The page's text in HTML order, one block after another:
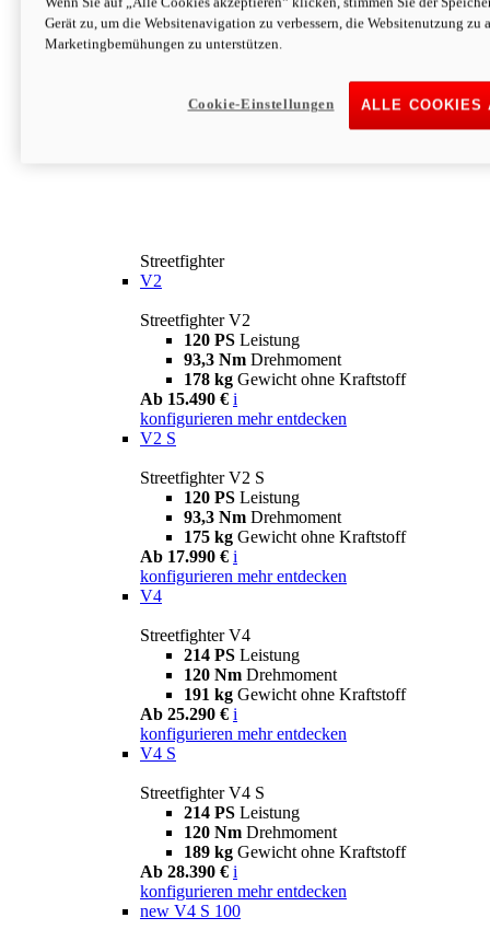
Streetfighter
V2
Streetfighter V2
120 PS Leistung
93,3 Nm Drehmoment
178 kg Gewicht ohne Kraftstoff
Ab 15.490 € i
konfigurieren mehr entdecken
V2 S
Streetfighter V2 S
120 PS Leistung
93,3 Nm Drehmoment
175 kg Gewicht ohne Kraftstoff
Ab 17.990 € i
konfigurieren mehr entdecken
V4
Streetfighter V4
214 PS Leistung
120 Nm Drehmoment
191 kg Gewicht ohne Kraftstoff
Ab 25.290 € i
konfigurieren mehr entdecken
V4 S
Streetfighter V4 S
214 PS Leistung
120 Nm Drehmoment
189 kg Gewicht ohne Kraftstoff
Ab 28.390 € i
konfigurieren mehr entdecken
new V4 S 100
Gerät zu, um die Websitenavigation zu verbessern, die Websitenutzung zu
Marketingbemühungen zu unterstützen.
ALLE COOKIES
Cookie-Einstellungen